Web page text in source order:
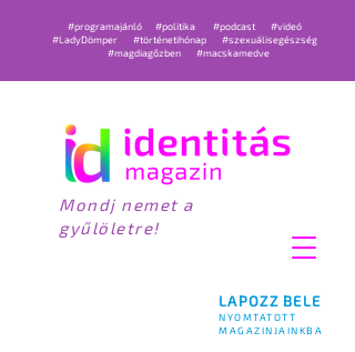
LAPOZZ BELE
NYOMTATOTT
MAGAZINJAINKBA
#programajánló #politika #podcast
#videó
#LadyDömper
#történetihónap
#szexuálisegészség
#magdiagőzben
#macskamedve
Mondj nemet a
gyűlöletre!